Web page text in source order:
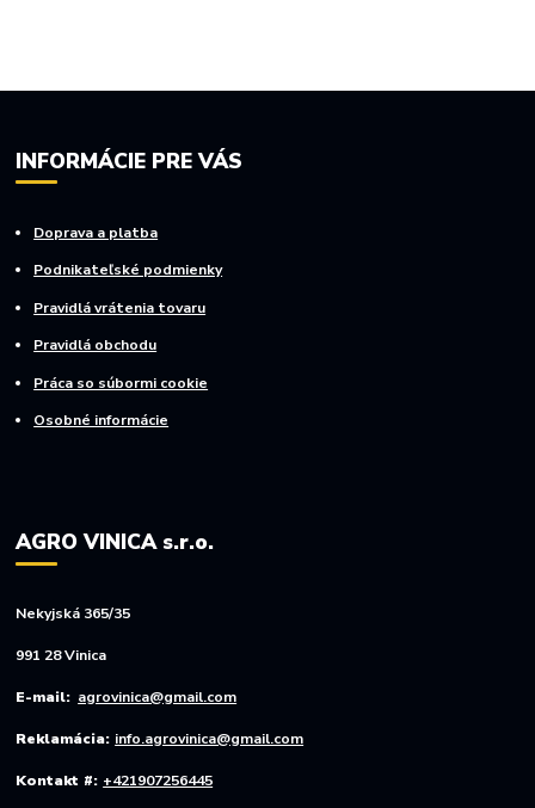
INFORMÁCIE PRE VÁS
Doprava a platba
Podnikateľské podmienky
Pravidlá vrátenia tovaru
Pravidlá obchodu
Práca so súbormi cookie
Osobné informácie
AGRO VINICA s.r.o.
Nekyjská 365/35
991 28 Vinica
E-mail: agrovinica@gmail.com
Reklamácia: info.agrovinica@gmail.com
Kontakt #: +421907256445